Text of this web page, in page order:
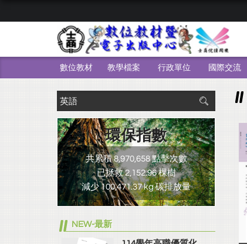
數位教材 教學檔案 行政單位 國際交流
環保指數
共累積 8,970,658 點擊次數
已拯救 2,152.96 棵樹
減少 100,471.37 kg 碳排放量
NEW-最新